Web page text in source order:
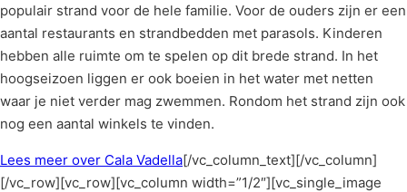
populair strand voor de hele familie. Voor de ouders zijn er een
aantal restaurants en strandbedden met parasols. Kinderen
hebben alle ruimte om te spelen op dit brede strand. In het
hoogseizoen liggen er ook boeien in het water met netten
waar je niet verder mag zwemmen. Rondom het strand zijn ook
nog een aantal winkels te vinden.
Lees meer over Cala Vadella[/vc_column_text][/vc_column]
[/vc_row][vc_row][vc_column width=”1/2″][vc_single_image